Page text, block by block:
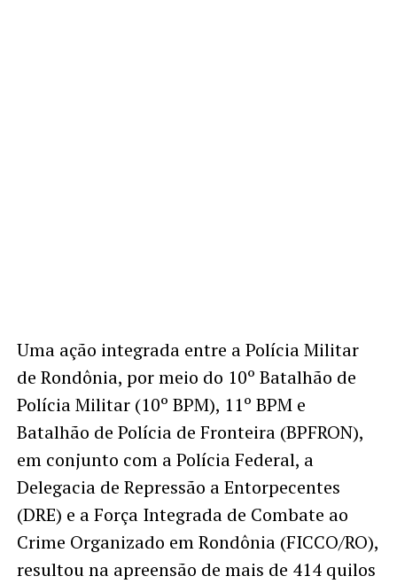
Uma ação integrada entre a Polícia Militar
de Rondônia, por meio do 10º Batalhão de
Polícia Militar (10º BPM), 11º BPM e
Batalhão de Polícia de Fronteira (BPFRON),
em conjunto com a Polícia Federal, a
Delegacia de Repressão a Entorpecentes
(DRE) e a Força Integrada de Combate ao
Crime Organizado em Rondônia (FICCO/RO),
resultou na apreensão de mais de 414 quilos